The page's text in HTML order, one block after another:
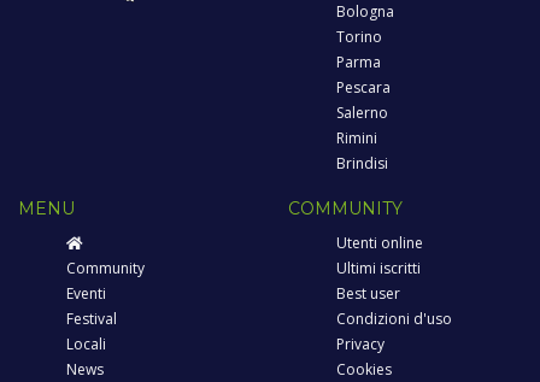
Bologna
Torino
Parma
Pescara
Salerno
Rimini
Brindisi
MENU
Community
Eventi
Festival
Locali
News
COMMUNITY
Utenti online
Ultimi iscritti
Best user
Condizioni d'uso
Privacy
Cookies